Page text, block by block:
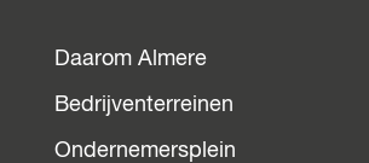
Daarom Almere
Bedrijventerreinen
Ondernemersplein